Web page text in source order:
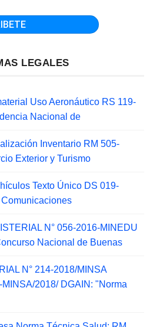
LEGALES
Uso Aeronáutico RS 119-
Nacional de
Inventario RM 505-
Exterior y Turismo
Texto Único DS 019-
N° 056-2016-MINEDU
Nacional de Buenas
N° 214-2018/MINSA
2018/ DGAIN: "Norma